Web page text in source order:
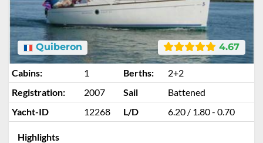
4.67
Quiberon
Cabins: 1 Berths:
2+2
Registration:
2007 Sail
Battened
Yacht-ID
12268 L/D 6.20 / 1.80 - 0.70
Highlights